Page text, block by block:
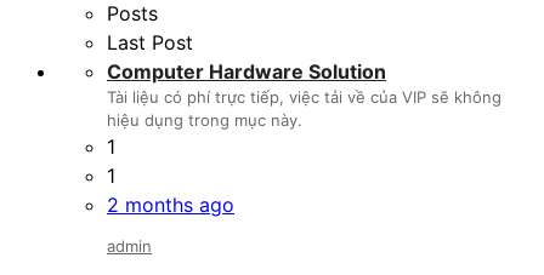
Posts
Last Post
Computer Hardware Solution
Tài liệu có phí trực tiếp, việc tải về của VIP sẽ không
hiệu dụng trong mục này.
1
1
2 months ago
admin